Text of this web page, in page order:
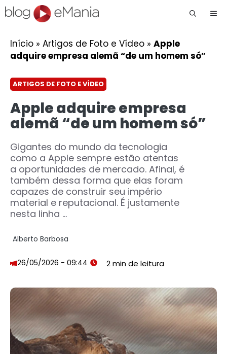
Início » Artigos de Foto e Vídeo » Apple
adquire empresa alemã “de um homem só”
ARTIGOS DE FOTO E VÍDEO
Apple adquire empresa
alemã “de um homem só”
Gigantes do mundo da tecnologia
como a Apple sempre estão atentas
a oportunidades de mercado. Afinal, é
também dessa forma que elas foram
capazes de construir seu império
material e reputacional. É justamente
nesta linha ...
Alberto Barbosa
26/05/2026 - 09:44